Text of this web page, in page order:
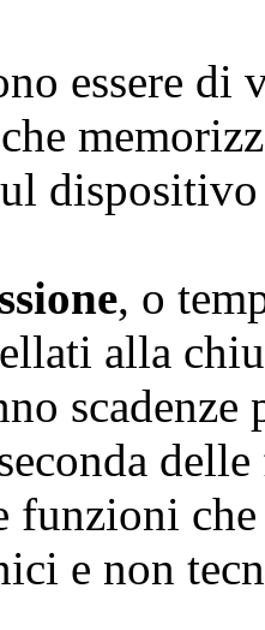
essere di
, o
alla
funzioni
e non